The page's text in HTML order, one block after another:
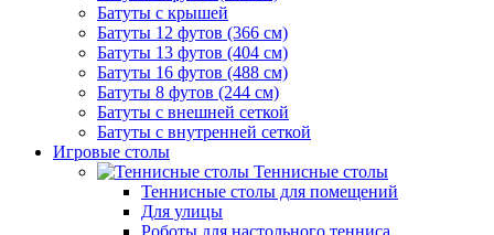
Батуты с крышей
Батуты 12 футов (366 см)
Батуты 13 футов (404 см)
Батуты 16 футов (488 см)
Батуты 8 футов (244 см)
Батуты с внешней сеткой
Батуты с внутренней сеткой
Игровые столы
Теннисные столы
Теннисные столы для помещений
Для улицы
Роботы для настольного тенниса